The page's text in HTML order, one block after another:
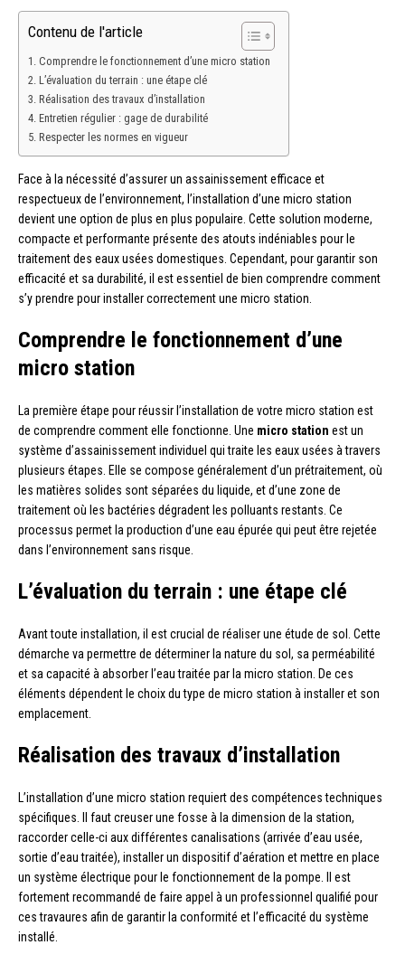
Contenu de l'article
Comprendre le fonctionnement d’une micro station
L’évaluation du terrain : une étape clé
Réalisation des travaux d’installation
Entretien régulier : gage de durabilité
Respecter les normes en vigueur
Face à la nécessité d’assurer un assainissement efficace et
respectueux de l’environnement, l’installation d’une micro station
devient une option de plus en plus populaire. Cette solution moderne,
compacte et performante présente des atouts indéniables pour le
traitement des eaux usées domestiques. Cependant, pour garantir son
efficacité et sa durabilité, il est essentiel de bien comprendre comment
s’y prendre pour installer correctement une micro station.
Comprendre le fonctionnement d’une
micro station
La première étape pour réussir l’installation de votre micro station est
de comprendre comment elle fonctionne. Une micro station est un
système d’assainissement individuel qui traite les eaux usées à travers
plusieurs étapes. Elle se compose généralement d’un prétraitement, où
les matières solides sont séparées du liquide, et d’une zone de
traitement où les bactéries dégradent les polluants restants. Ce
processus permet la production d’une eau épurée qui peut être rejetée
dans l’environnement sans risque.
L’évaluation du terrain : une étape clé
Avant toute installation, il est crucial de réaliser une étude de sol. Cette
démarche va permettre de déterminer la nature du sol, sa perméabilité
et sa capacité à absorber l’eau traitée par la micro station. De ces
éléments dépendent le choix du type de micro station à installer et son
emplacement.
Réalisation des travaux d’installation
L’installation d’une micro station requiert des compétences techniques
spécifiques. Il faut creuser une fosse à la dimension de la station,
raccorder celle-ci aux différentes canalisations (arrivée d’eau usée,
sortie d’eau traitée), installer un dispositif d’aération et mettre en place
un système électrique pour le fonctionnement de la pompe. Il est
fortement recommandé de faire appel à un professionnel qualifié pour
ces travaures afin de garantir la conformité et l’efficacité du système
installé.